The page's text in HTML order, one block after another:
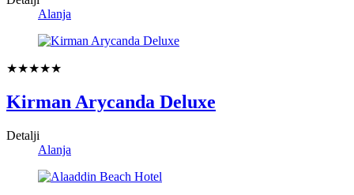
Alanja
★★★★★
Kirman Arycanda Deluxe
Detalji
Alanja